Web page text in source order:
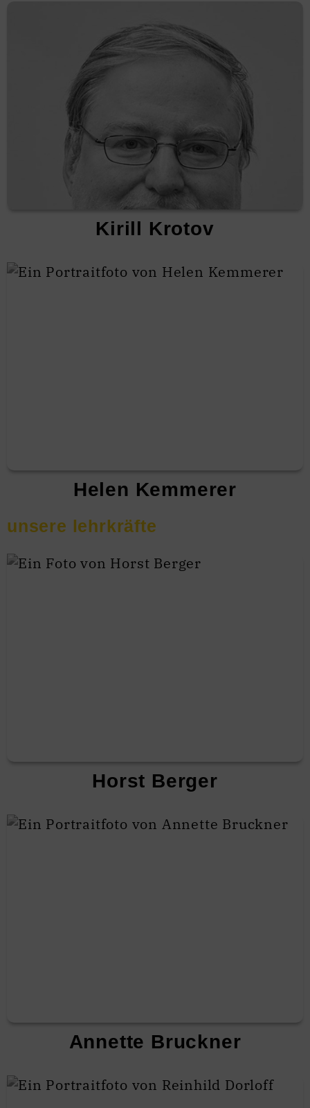
Kirill Krotov
Helen Kemmerer
unsere lehrkräfte
Horst Berger
Annette Bruckner